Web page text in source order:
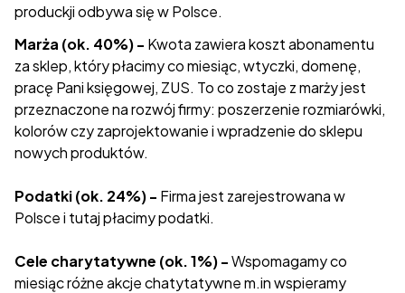
produckji odbywa się w Polsce.
Marża (ok. 40%) - Kwota zawiera koszt abonamentu
za sklep, który płacimy co miesiąc, wtyczki, domenę,
pracę Pani księgowej, ZUS. To co zostaje z marży jest
przeznaczone na rozwój firmy: poszerzenie rozmiarówki,
kolorów czy zaprojektowanie i wpradzenie do sklepu
nowych produktów.
Podatki (ok. 24%) - Firma jest zarejestrowana w
Polsce i tutaj płacimy podatki.
Cele charytatywne (ok. 1%) -Wspomagamy co
miesiąc różne akcje chatytatywne m.in wspieramy